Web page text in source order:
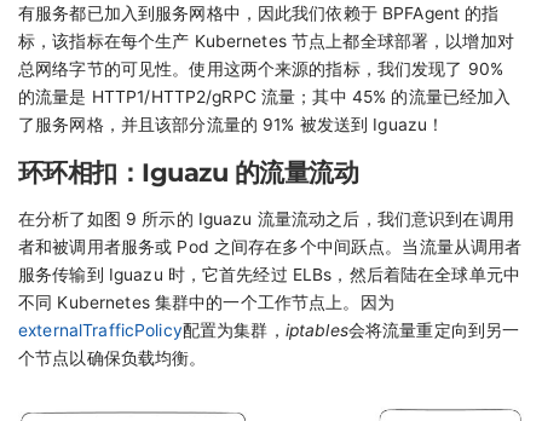
有服务都已加入到服务网格中，因此我们依赖于 BPFAgent 的指
标，该指标在每个生产 Kubernetes 节点上都全球部署，以增加对
总网络字节的可见性。使用这两个来源的指标，我们发现了 90%
的流量是 HTTP1/HTTP2/gRPC 流量；其中 45% 的流量已经加入
了服务网格，并且该部分流量的 91% 被发送到 Iguazu！
环环相扣：Iguazu 的流量流动
在分析了如图 9 所示的 Iguazu 流量流动之后，我们意识到在调用
者和被调用者服务或 Pod 之间存在多个中间跃点。当流量从调用者
服务传输到 Iguazu 时，它首先经过 ELBs，然后着陆在全球单元中
不同 Kubernetes 集群中的一个工作节点上。因为
externalTrafficPolicy配置为集群， iptables会将流量重定向到另一
个节点以确保负载均衡。